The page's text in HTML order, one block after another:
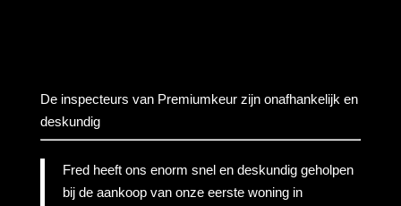
De inspecteurs van Premiumkeur zijn onafhankelijk en
deskundig
Fred heeft ons enorm snel en deskundig geholpen
bij de aankoop van onze eerste woning in